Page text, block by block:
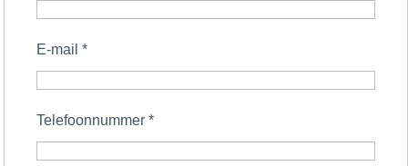
E-mail*
Telefoonnummer*